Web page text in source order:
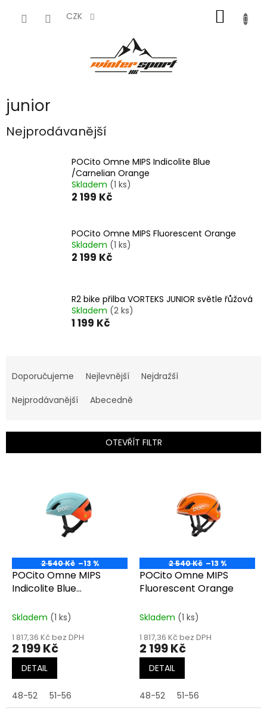
CZK
KOŠÍK
junior
Nejprodávanější
POCito Omne MIPS Indicolite Blue
/Carnelian Orange
Skladem (1 ks)
2 199 Kč
POCito Omne MIPS Fluorescent Orange
Skladem (1 ks)
2 199 Kč
R2 bike přilba VORTEKS JUNIOR světle řůžová
Skladem (2 ks)
1 199 Kč
a
e
í
r
Doporučujeme Nejlevnější
Nejdražší
Nejprodávanější
Abecedně
OTEVŘÍT FILTR
o
d
2 540 Kč –13 %
POCito Omne MIPS
Indicolite Blue
Skladem (1 ks)
1 817,36 Kč bez DPH
2 199 Kč
DETAIL
48-52 51-56
2 540 Kč –13 %
POCito Omne MIPS
Fluorescent Orange
Skladem (1 ks)
1 817,36 Kč bez DPH
2 199 Kč
DETAIL
48-52 51-56